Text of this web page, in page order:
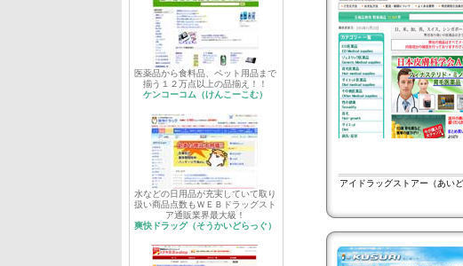
医薬品から食料品、ペット用品まで
揃う１２万点以上の品揃え！！
ケンコーコム（けんこーこむ）
水などの日用品が充実していて取り
扱い商品点数もＷＥＢドラッグスト
ア通販業界最大級！
爽快ドラッグ（そうかいどらっぐ）
アイドラッグストアー（あい